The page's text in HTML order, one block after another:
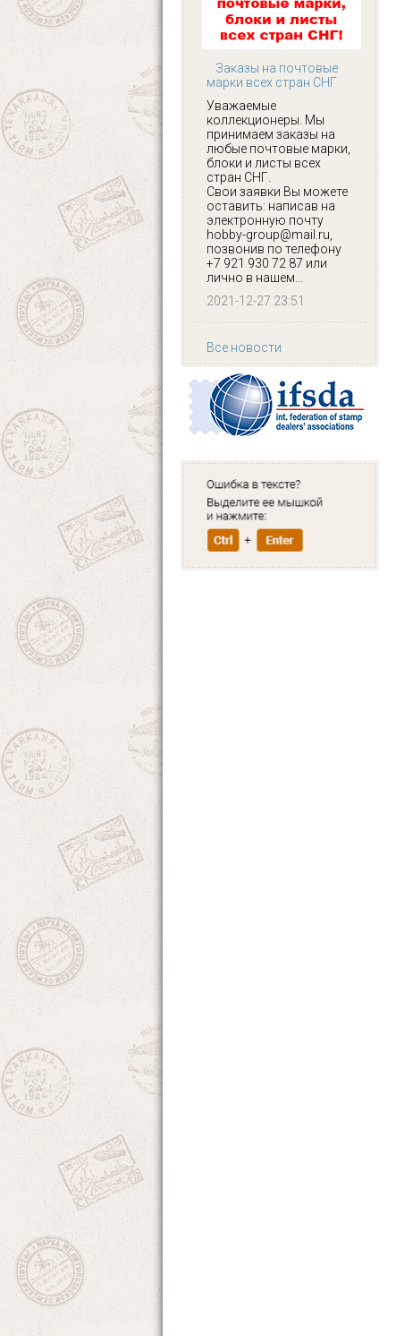
Заказы на почтовые
марки всех стран СНГ
Уважаемые
коллекционеры. Мы
принимаем заказы на
любые почтовые марки,
блоки и листы всех
стран СНГ.
Свои заявки Вы можете
оставить: написав на
электронную почту
hobby-group@mail.ru,
позвонив по телефону
+7 921 930 72 87 или
лично в нашем...
2021-12-27 23:51
Все новости